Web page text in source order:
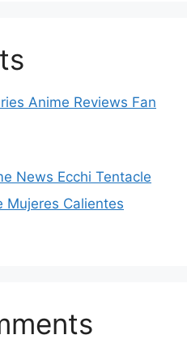
Anime Reviews Fan
News Ecchi Tentacle
Mujeres Calientes